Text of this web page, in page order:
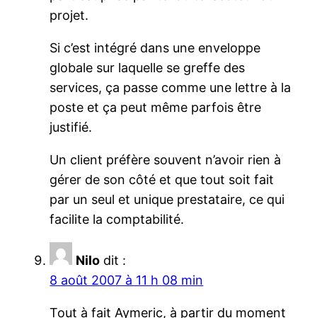
projet.
Si c’est intégré dans une enveloppe
globale sur laquelle se greffe des
services, ça passe comme une lettre à la
poste et ça peut même parfois être
justifié.
Un client préfère souvent n’avoir rien à
gérer de son côté et que tout soit fait
par un seul et unique prestataire, ce qui
facilite la comptabilité.
Nilo dit :
8 août 2007 à 11 h 08 min
Tout à fait Aymeric, à partir du moment